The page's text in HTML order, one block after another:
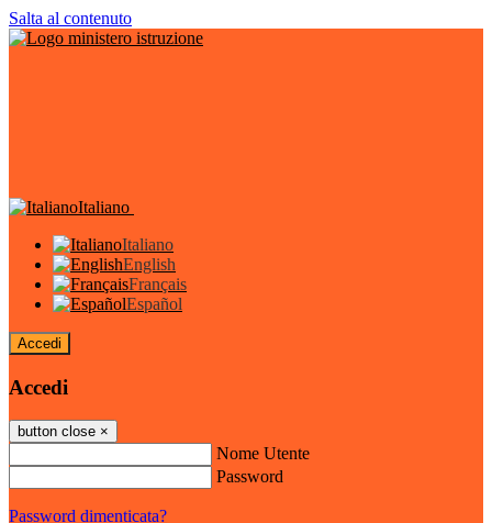
Salta al contenuto
Italiano
Italiano
English
Français
Español
Accedi
Accedi
button close ×
Nome Utente
Password
Password dimenticata?